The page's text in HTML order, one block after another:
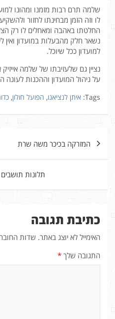
שלמה תרם רבות מזמנו ומהונו
לו וזה הזמן מבחינתו לחזור
החלטתו באהבה ומאחלים לו רק
נשאר חלק מהבעלות במועדון ואין
למועדון ככל שיוכל.
נציין גם שלעזיבתו של שלמה
על ניהול המועדון וההכנות לעונה
Tags: איתן לנציאנו, הפועל חולון,
המזרקה בכיכר משה שרת
תלונות
כתיבת תגובה
האימייל לא יוצג באתר. שדות
התגובה שלך *